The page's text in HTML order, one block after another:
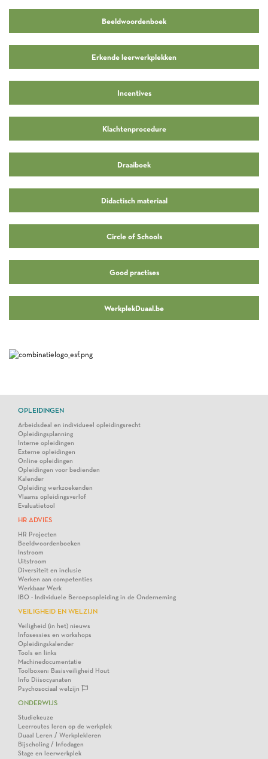
Beeldwoordenboek
Erkende leerwerkplekken
Incentives
Klachtenprocedure
Draaiboek
Didactisch materiaal
Circle of Schools
Good practises
WerkplekDuaal.be
OPLEIDINGEN
Arbeidsdeal en individueel opleidingsrecht
Opleidingsplanning
Interne opleidingen
Externe opleidingen
Online opleidingen
Opleidingen voor bedienden
Kalender
Opleiding werkzoekenden
Vlaams opleidingsverlof
Evaluatietool
HR ADVIES
HR Projecten
Beeldwoordenboeken
Instroom
Uitstroom
Diversiteit en inclusie
Werken aan competenties
Werkbaar Werk
IBO - Individuele Beroepsopleiding in de Onderneming
VEILIGHEID EN WELZIJN
Veiligheid (in het) nieuws
Infosessies en workshops
Opleidingskalender
Tools en links
Machinedocumentatie
Toolboxen: Basisveiligheid Hout
Info Diisocyanaten
Psychosociaal welzijn
ONDERWIJS
Studiekeuze
Leerroutes leren op de werkplek
Duaal Leren / Werkplekleren
Bijscholing / Infodagen
Stage en leerwerkplek